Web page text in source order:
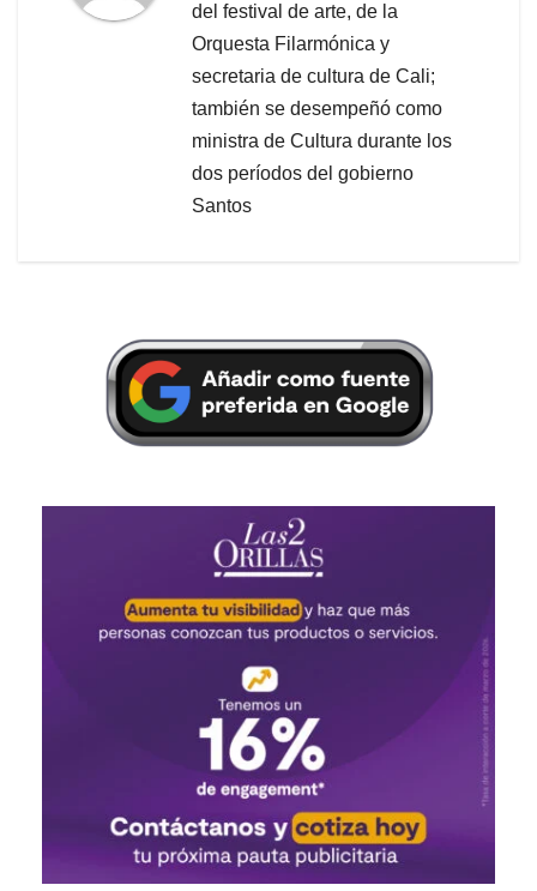
del festival de arte, de la
Orquesta Filarmónica y
secretaria de cultura de Cali;
también se desempeñó como
ministra de Cultura durante los
dos períodos del gobierno
Santos